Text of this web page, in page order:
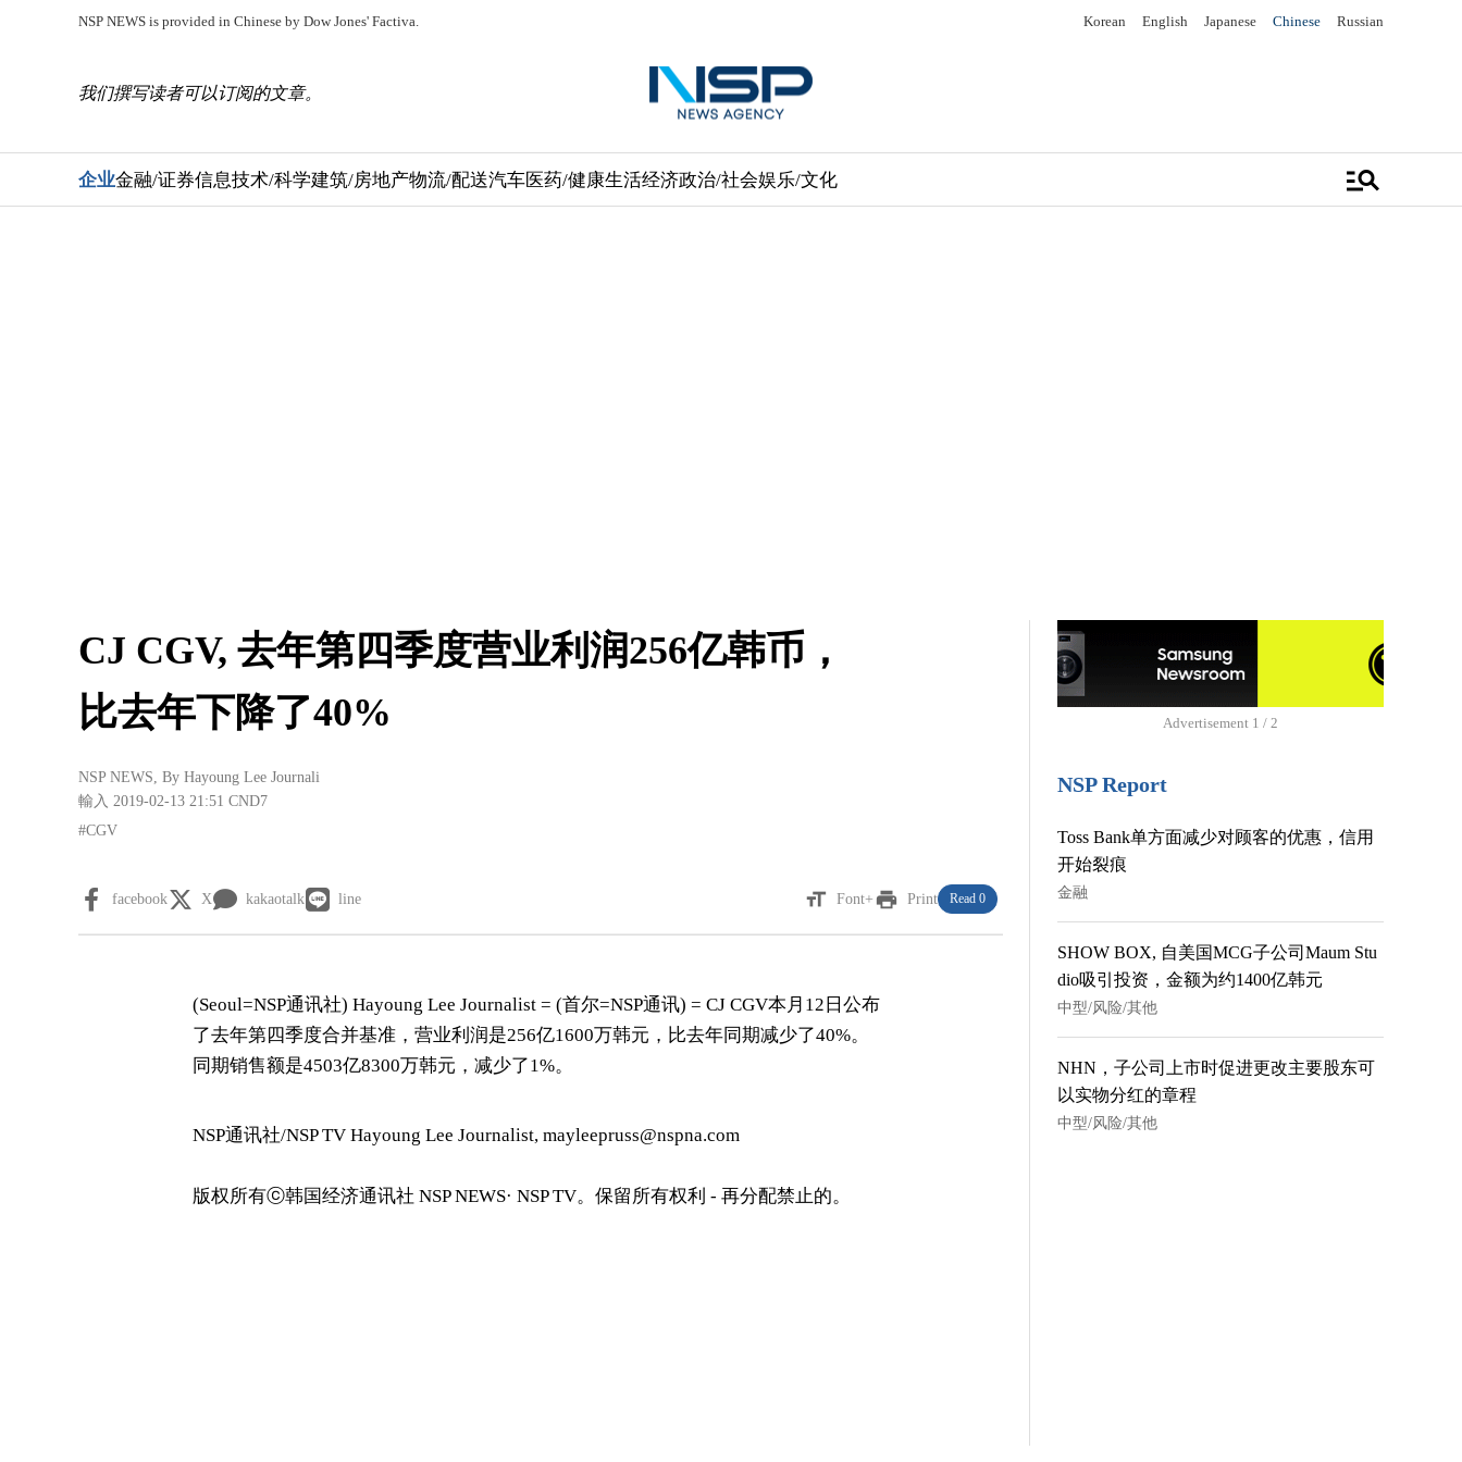
NSP NEWS is provided in Chinese by Dow Jones' Factiva. Korean English Japanese Chinese Russian
我们撰写读者可以订阅的文章。
企业金融/证券信息技术/科学建筑/房地产物流/配送汽车医药/健康生活经济政治/社会娱乐/文化 manage_search
CJ CGV, 去年第四季度营业利润256亿韩币，
比去年下降了40%
NSP NEWS, By Hayoung Lee Journali
輸入 2019-02-13 21:51 CND7
#CGV
facebook X kakaotalk line format_size Font+ print Print Read 0
(Seoul= NSP通讯社) Hayoung Lee Journalist = (首尔=NSP通讯) = CJ CGV本月12日公布
了去年第四季度合并基准，营业利润是256亿1600万韩元，比去年同期减少了40%。
同期销售额是4503亿8300万韩元，减少了1%。
NSP通讯社/NSP TV Hayoung Lee Journalist, mayleepruss@nspna.com
版权所有ⓒ韩国经济通讯社 NSP NEWS· NSP TV。保留所有权利 - 再分配禁止的。
Advertisement 1 / 2
NSP Report
Toss Bank单方面减少对顾客的优惠，信用
开始裂痕
金融
SHOW BOX, 自美国MCG子公司Maum Stu
dio吸引投资，金额为约1400亿韩元
中型/风险/其他
NHN，子公司上市时促进更改主要股东可
以实物分红的章程
中型/风险/其他